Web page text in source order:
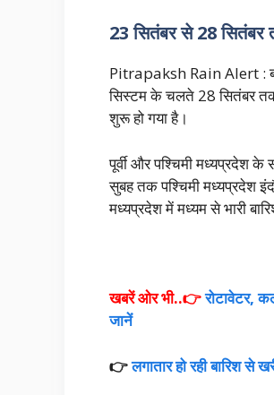
23 सितंबर से 28 सितंबर
Pitrapaksh Rain Alert :
सिस्टम के चलते 28 सितंबर तक
शुरू हो गया है।
पूर्वी और पश्चिमी मध्यप्रदेश के
सुबह तक पश्चिमी मध्यप्रदेश
मध्यप्रदेश में मध्यम से भारी
खबरें ओर भी..👉रोटावेटर,
जानें
👉लगातार हो रही बारिश